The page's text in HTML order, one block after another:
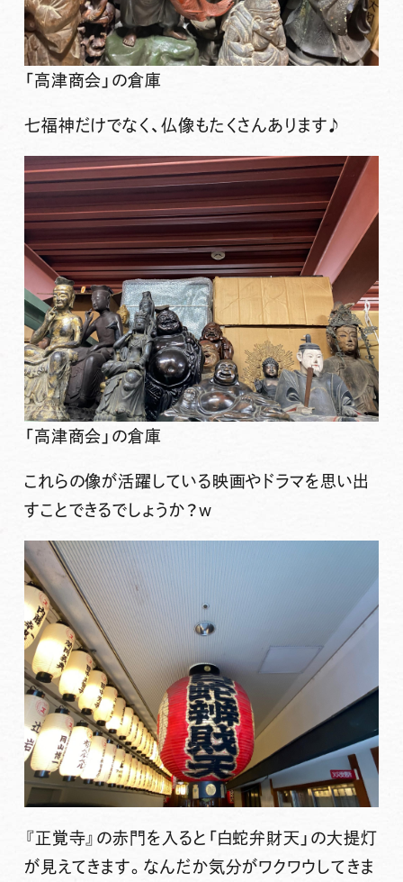
「高津商会」の倉庫
七福神だけでなく、仏像もたくさんあります♪
「高津商会」の倉庫
これらの像が活躍している映画やドラマを思い出
すことできるでしょうか？w
『正覚寺』の赤門を入ると「白蛇弁財天」の大提灯
が見えてきます。なんだか気分がワクワウしてきま